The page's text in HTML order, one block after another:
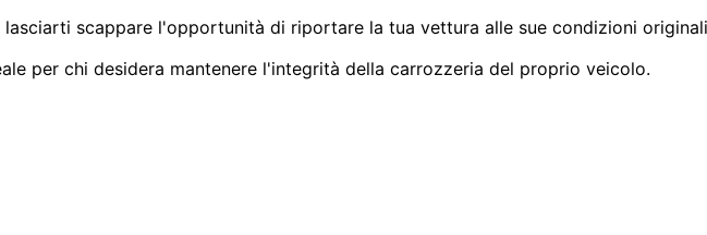
lasciarti scappare l'opportunità di riportare la tua vettura alle sue condizioni
per chi desidera mantenere l'integrità della carrozzeria del proprio veicolo.